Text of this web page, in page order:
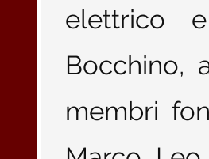
elettrico
Bocchino,
membri